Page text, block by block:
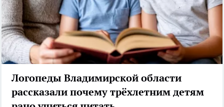
Логопеды Владимирской области
рассказали почему трёхлетним детям